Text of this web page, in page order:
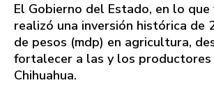
El Gobierno del Estado, en lo
realizó una inversión histórica de
de pesos (mdp) en agricultura,
fortalecer a las y los productores
Chihuahua.